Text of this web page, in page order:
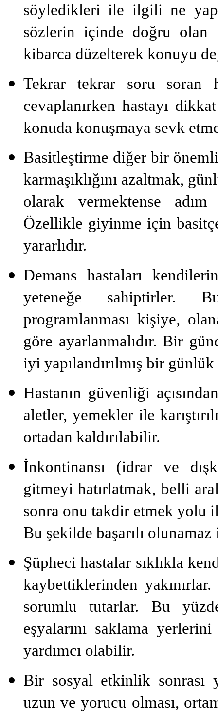
söyledikleri ile ilgili ne
sözlerin içinde doğru olan
kibarca düzelterek konuyu
Tekrar tekrar soru soran
cevaplanırken hastayı
konuda konuşmaya sevk
Basitleştirme diğer bir
karmaşıklığını azaltmak,
olarak vermektense adım
Özellikle giyinme için
yararlıdır.
Demans hastaları
yeteneğe sahiptirler.
programlanması kişiye,
göre ayarlanmalıdır. Bir
iyi yapılandırılmış bir
Hastanın güvenliği
aletler, yemekler ile
ortadan kaldırılabilir.
İnkontinansı (idrar ve
gitmeyi hatırlatmak, belli
sonra onu takdir etmek yolu
Bu şekilde başarılı
Şüpheci hastalar sıklıkla
kaybettiklerinden
sorumlu tutarlar. Bu
eşyalarını saklama
yardımcı olabilir.
Bir sosyal etkinlik sonra­sı
uzun ve yorucu olma­sı,